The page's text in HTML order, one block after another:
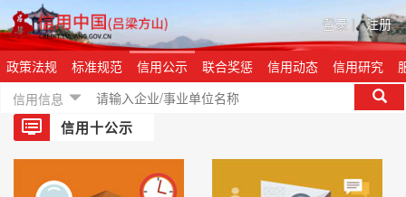
登录 | 注册
政策法规 标准规范 信用公示 联合奖惩 信用动态 信用研究
信用信息
信用十公示